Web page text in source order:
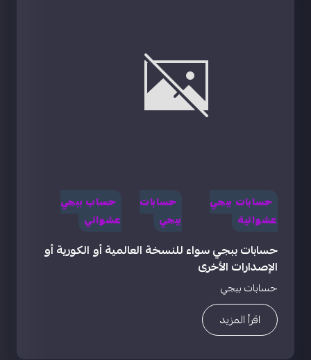
حسابات ببجي
عشوائية
حسابات
ببجي
حساب ببجي
عشوائي
حسابات ببجي سواء للنسخة العالمية أو الكورية أو
الإصدارات الأخرى
حسابات ببجي
اقرأ المزيد